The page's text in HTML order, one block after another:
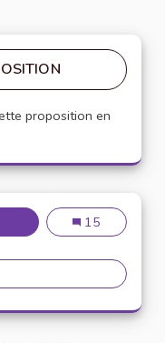
proposition en
UNIVERSITAIRE :
CITOYEN
15
CITOYEN UNIVERSITAIRE